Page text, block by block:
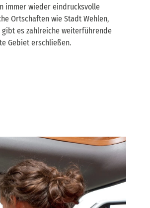
immer wieder eindrucksvolle
Ortschaften wie Stadt Wehlen,
gibt es zahlreiche weiterführende
Gebiet erschließen.